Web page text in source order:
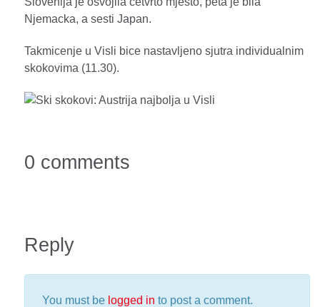
Njemacka, a sesti Japan.
Takmicenje u Visli bice nastavljeno sjutra individualnim
skokovima (11.30).
0 comments
Reply
You must be logged in to post a comment.